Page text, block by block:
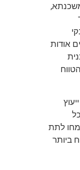
אודות
לתת
ביותר